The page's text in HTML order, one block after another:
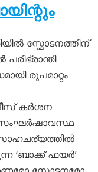
സ്ഫോടനത്തിന്
രൂപമാറ്റം
കർശന
സംഘർഷാവസ്ഥ
‘ബാക്ക് ഫയർ’